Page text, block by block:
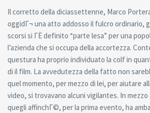
Il corretto della diciassettenne, Marco
oggidГ¬ una atto addosso il fulcro ordinario,
scorsi si ГЁ definito “parte lesa” per una
l’azienda che si occupa della accortezza.
questura ha proprio individuato la colf in
di il film. La avvedutezza della fatto non
quel momento, per mezzo di lei, per aiutare
video, si trovavano alcuni vigilantes. In
quegli affinchГ©, per la prima evento, ha